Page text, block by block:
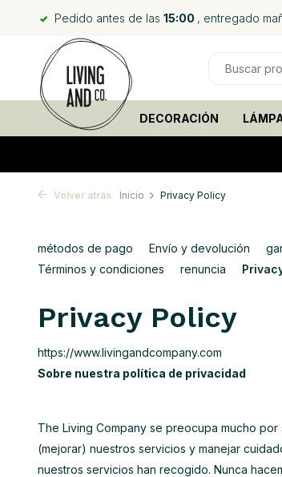
Pedido antes de las 15:00 , entregado
DECORACIÓN
Volver atrás Inicio Privacy Policy
métodos de pago Envío y devolución
Términos y condiciones
renuncia
Privacy Policy
https://www.livingandcompany.com
Sobre nuestra política de privacidad
The Living Company se preocupa mucho
(mejorar) nuestros servicios y manejar
nuestros servicios han recogido. Nunca